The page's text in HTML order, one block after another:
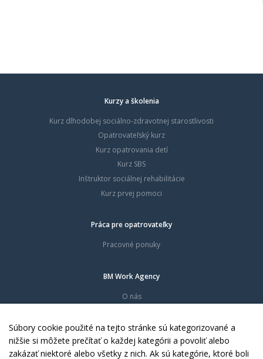
Kurzy a školenia
Kurz dlhodobej sociálno-zdravotnej starostlivosti
Opatrovateľský kurz
Kurz opatrovania detí
Kurz SBS
Inštruktor sociálnej rehabilitácie
Kurz prvej pomoci
Práca pre opatrovateľky
Pracovné ponuky
BM Work Agency
O nás
Dokumenty
Kontakty
Súbory cookie použité na tejto stránke sú kategorizované a
nižšie si môžete prečítať o každej kategórii a povoliť alebo
zakázať niektoré alebo všetky z nich. Ak sú kategórie, ktoré boli